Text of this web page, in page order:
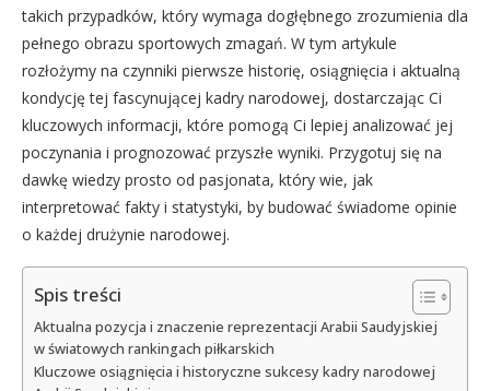
takich przypadków, który wymaga dogłębnego zrozumienia dla
pełnego obrazu sportowych zmagań. W tym artykule
rozłożymy na czynniki pierwsze historię, osiągnięcia i aktualną
kondycję tej fascynującej kadry narodowej, dostarczając Ci
kluczowych informacji, które pomogą Ci lepiej analizować jej
poczynania i prognozować przyszłe wyniki. Przygotuj się na
dawkę wiedzy prosto od pasjonata, który wie, jak
interpretować fakty i statystyki, by budować świadome opinie
o każdej drużynie narodowej.
Spis treści
Aktualna pozycja i znaczenie reprezentacji Arabii Saudyjskiej
w światowych rankingach piłkarskich
Kluczowe osiągnięcia i historyczne sukcesy kadry narodowej